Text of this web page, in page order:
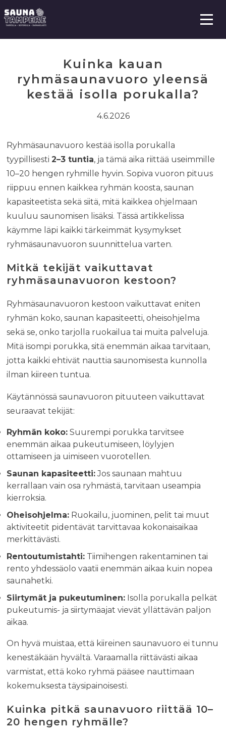
r
a
o
Kuinka kauan
ryhmäsaunavuoro yleensä
kestää isolla porukalla?
4.6.2026
Ryhmäsaunavuoro kestää isolla porukalla
tyypillisesti2–3 tuntia, ja tämä aika riittää useimmille
10–20 hengen ryhmille hyvin. Sopiva vuoron pituus
riippuu ennen kaikkea ryhmän koosta, saunan
kapasiteetista sekä siitä, mitä kaikkea ohjelmaan
kuuluu saunomisen lisäksi. Tässä artikkelissa
käymme läpi kaikki tärkeimmät kysymykset
ryhmäsaunavuoron suunnittelua varten.
Mitkä tekijät vaikuttavat
ryhmäsaunavuoron kestoon?
Ryhmäsaunavuoron kestoon vaikuttavat eniten
ryhmän koko, saunan kapasiteetti, oheisohjelma
sekä se, onko tarjolla ruokailua tai muita palveluja.
Mitä isompi porukka, sitä enemmän aikaa tarvitaan,
jotta kaikki ehtivät nauttia saunomisesta kunnolla
ilman kiireen tuntua.
Käytännössä saunavuoron pituuteen vaikuttavat
seuraavat tekijät:
Ryhmän koko: Suurempi porukka tarvitsee
enemmän aikaa pukeutumiseen, löylyjen
ottamiseen ja uimiseen vuorotellen.
Saunan kapasiteetti:Jos saunaan mahtuu
kerrallaan vain osa ryhmästä, tarvitaan useampia
kierroksia.
Oheisohjelma: Ruokailu, juominen, pelit tai muut
aktiviteetit pidentävät tarvittavaa kokonaisaikaa
merkittävästi.
Rentoutumistahti: Tiimihengen rakentaminen tai
rento yhdessäolo vaatii enemmän aikaa kuin nopea
saunahetki.
Siirtymät ja pukeutuminen: Isolla porukalla pelkät
pukeutumis- ja siirtymäajat vievät yllättävän paljon
aikaa.
On hyvä muistaa, että kiireinen saunavuoro ei tunnu
kenestäkään hyvältä. Varaamalla riittävästi aikaa
varmistat, että koko ryhmä pääsee nauttimaan
kokemuksesta täysipainoisesti.
Kuinka pitkä saunavuoro riittää 10–
20 hengen ryhmälle?